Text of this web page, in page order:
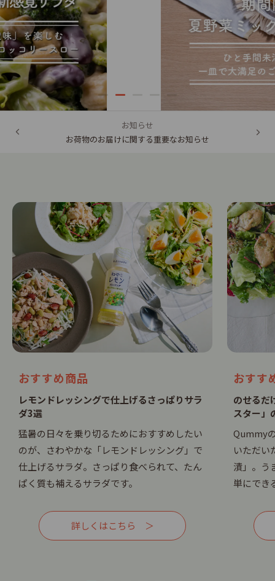
お知らせ
お荷物のお届けに関する重要なお知らせ
おすすめ商品
レモンドレッシングで仕上げるさっぱりサラ
ダ3選
猛暑の日々を乗り切るためにおすすめしたい
のが、さわやかな「レモンドレッシング」で
仕上げるサラダ。さっぱり食べられて、たん
ぱく質も補えるサラダです。
詳しくはこちら ＞
おすす
のせるだ
スター」
Qummy
いただい
漬」。う
単にでき